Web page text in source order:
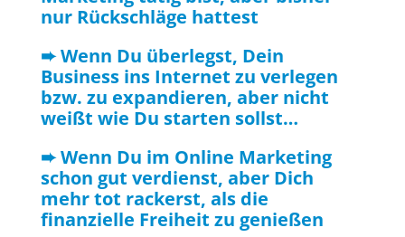
nur Rückschläge hattest
➨ Wenn Du überlegst, Dein
Business ins Internet zu verlegen
bzw. zu expandieren, aber nicht
weißt wie Du starten sollst…
➨ Wenn Du im Online Marketing
schon gut verdienst, aber Dich
mehr tot rackerst, als die
finanzielle Freiheit zu genießen